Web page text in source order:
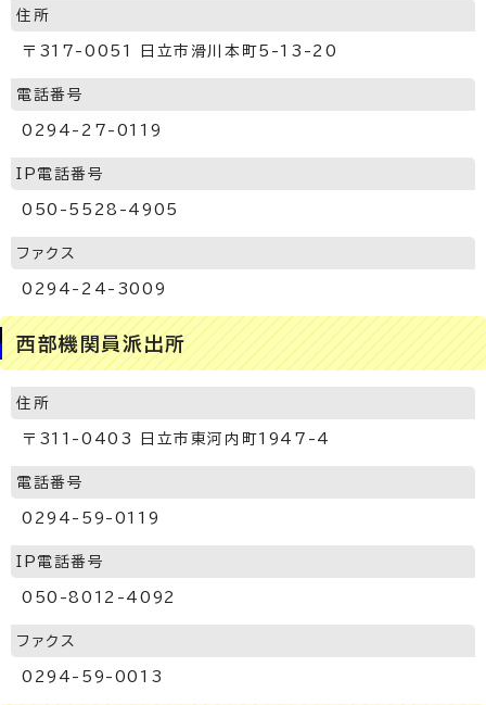
住所
〒317-0051 日立市滑川本町5-13-20
電話番号
0294-27-0119
IP電話番号
050-5528-4905
ファクス
0294-24-3009
西部機関員派出所
住所
〒311-0403 日立市東河内町1947-4
電話番号
0294-59-0119
IP電話番号
050-8012-4092
ファクス
0294-59-0013